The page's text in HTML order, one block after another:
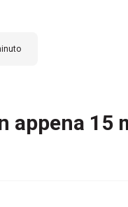
appena